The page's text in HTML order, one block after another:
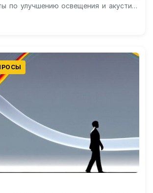
по улучшению освещения и акустики